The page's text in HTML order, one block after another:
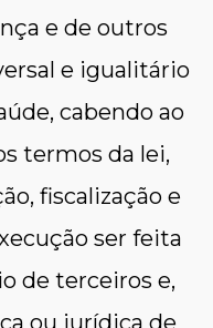
e de outros
e igualitário
cabendo ao
termos da lei,
fiscalização e
ser feita
de terceiros e,
ou jurídica de